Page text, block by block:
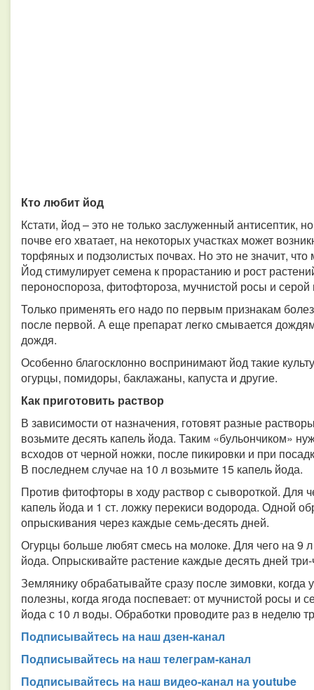
Кто любит йод
Кстати, йод – это не только заслуженный антисептик,
почве его хватает, на некоторых участках может
торфяных и подзолистых почвах. Но это не значит,
Йод стимулирует семена к прорастанию и рост
пероноспороза, фитофтороза, мучнистой росы и серой
Только применять его надо по первым признакам
после первой. А еще препарат легко смывается
дождя.
Особенно благосклонно воспринимают йод такие
огурцы, помидоры, баклажаны, капуста и другие.
Как приготовить раствор
В зависимости от назначения, готовят разные
возьмите десять капель йода. Таким «бульончиком»
всходов от черной ножки, после пикировки и при
В последнем случае на 10 л возьмите 15 капель йода.
Против фитофторы в ходу раствор с сывороткой. Для
капель йода и 1 ст. ложку перекиси водорода. Одной
опрыскивания через каждые семь-десять дней.
Огурцы больше любят смесь на молоке. Для чего на 9
йода. Опрыскивайте растение каждые десять дней
Землянику обрабатывайте сразу после зимовки, когда
полезны, когда ягода поспевает: от мучнистой росы и
йода с 10 л воды. Обработки проводите раз в неделю
Подписывайтесь на наш дзен-канал
Подписывайтесь на наш телеграм-канал
Подписывайтесь на наш видео-канал на youtube